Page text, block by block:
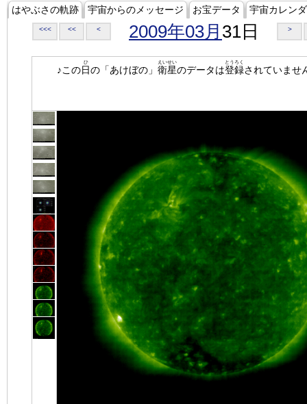
はやぶさの軌跡 宇宙からのメッセージ お宝データ 宇宙カレン
<<< << < 2009年03月 31日 >
♪この日
ひ
の「あけぼの」 衛星
えいせい
のデータは登録
とうろく
されていませ